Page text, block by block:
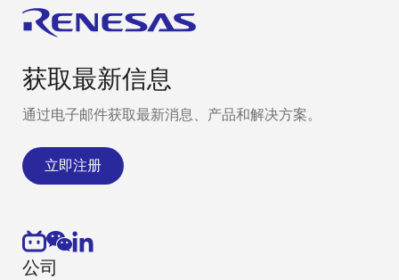
获取最新信息
通过电子邮件获取最新消息、产品和解决方案。
立即注册
公司